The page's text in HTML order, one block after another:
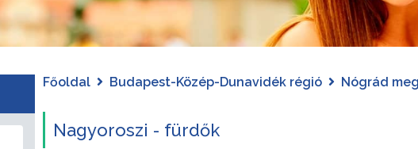
Főoldal Budapest-Közép-Dunavidék régió Nógrád
Nagyoroszi - fürdők